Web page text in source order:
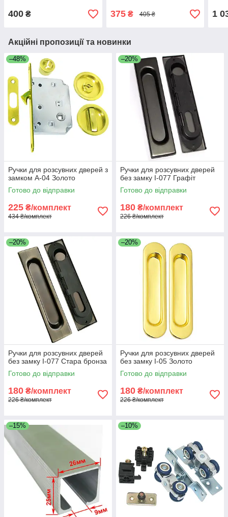
400 ₴ 375₴ 405 ₴ 1
Акційні пропозиції та новинки
–48%
Ручки для розсувних дверей з
замком A-04 Золото
Готово до відправки
225 ₴/комплект
434 ₴/комплект
–20%
Ручки для розсувних дверей
без замку I-077 Графіт
Готово до відправки
180 ₴/комплект
226 ₴/комплект
–20%
Ручки для розсувних дверей
без замку I-077 Стара бронза
Готово до відправки
180 ₴/комплект
226 ₴/комплект
–20%
Ручки для розсувних дверей
без замку I-05 Золото
Готово до відправки
180 ₴/комплект
226 ₴/комплект
–15% –10%